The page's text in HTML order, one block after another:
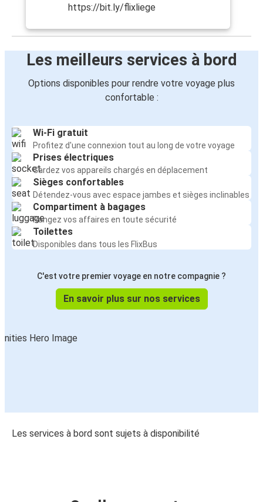
https://bit.ly/flixliege
Les meilleurs services à bord
Options disponibles pour rendre votre voyage plus
confortable :
Wi-Fi gratuit
Profitez d'une connexion tout au long de votre voyage
Prises électriques
Gardez vos appareils chargés en déplacement
Sièges confortables
Détendez-vous avec espace jambes et sièges inclinables
Compartiment à bagages
Rangez vos affaires en toute sécurité
Toilettes
Disponibles dans tous les FlixBus
C'est votre premier voyage en notre compagnie ?
En savoir plus sur nos services
Les services à bord sont sujets à disponibilité